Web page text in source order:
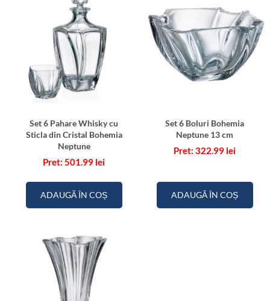
Set 6 Pahare Whisky cu
Sticla din Cristal Bohemia
Neptune
501.99 lei
ADAUGĂ ÎN COȘ
Set 6 Boluri Bohemia
Neptune 13 cm
322.99 lei
ADAUGĂ ÎN COȘ